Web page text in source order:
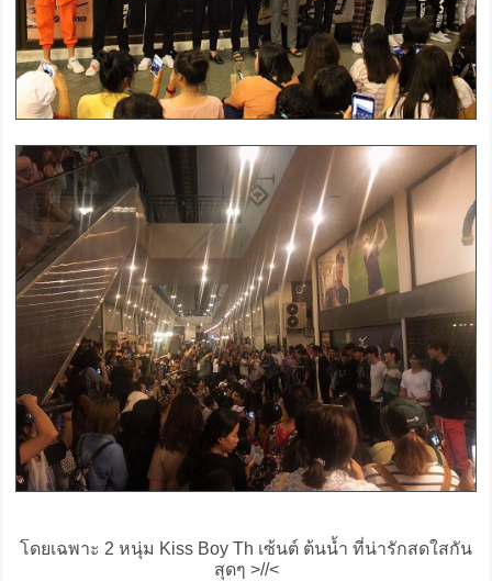
โดยเฉพาะ 2 หนุ่ม Kiss Boy Th เซ้นต์ ต้นน้ำ ที่น่ารักสดใสกัน
สุดๆ >//<